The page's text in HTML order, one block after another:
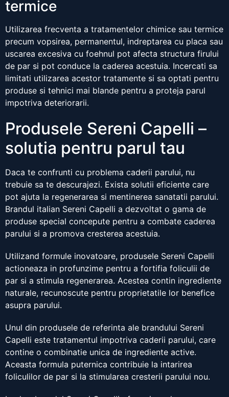
termice
Utilizarea frecventa a tratamentelor chimice sau termice
precum vopsirea, permanentul, indreptarea cu placa sau
uscarea excesiva cu foehnul pot afecta structura firului
de par si pot conduce la caderea acestuia. Incercati sa
limitati utilizarea acestor tratamente si sa optati pentru
produse si tehnici mai blande pentru a proteja parul
impotriva deteriorarii.
Produsele Sereni Capelli –
solutia pentru parul tau
Daca te confrunti cu problema caderii parului, nu
trebuie sa te descurajezi. Exista solutii eficiente care
pot ajuta la regenerarea si mentinerea sanatatii parului.
Brandul italian Sereni Capelli a dezvoltat o gama de
produse special concepute pentru a combate caderea
parului si a promova cresterea acestuia.
Utilizand formule inovatoare, produsele Sereni Capelli
actioneaza in profunzime pentru a fortifia foliculii de
par si a stimula regenerarea. Acestea contin ingrediente
naturale, recunoscute pentru proprietatile lor benefice
asupra parului.
Unul din produsele de referinta ale brandului Sereni
Capelli este tratamentul impotriva caderii parului, care
contine o combinatie unica de ingrediente active.
Aceasta formula puternica contribuie la intarirea
foliculilor de par si la stimularea cresterii parului nou.